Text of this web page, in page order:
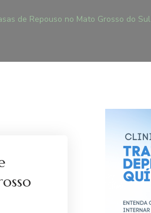
de Repouso no Mato Grosso do Sul